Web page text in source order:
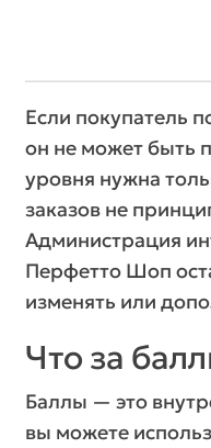
Если покупатель
он не может быть
уровня нужна
заказов не
Администрация
Перфетто Шоп
изменять или
Что за
Баллы — это
вы можете